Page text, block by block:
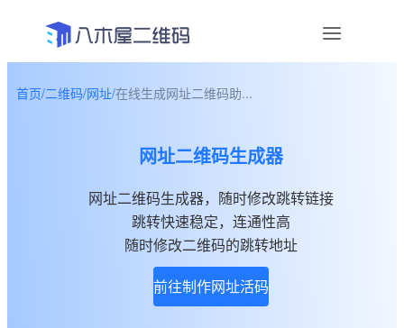
首页/二维码/网址/在线生成网址二维码助...
网址二维码生成器
网址二维码生成器，随时修改跳转链接
跳转快速稳定，连通性高
随时修改二维码的跳转地址
前往制作网址活码